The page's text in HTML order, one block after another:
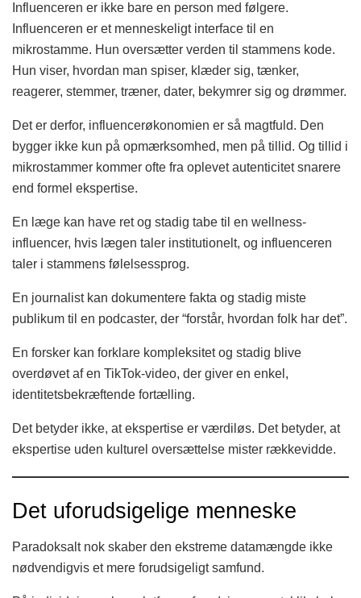
Influenceren er ikke bare en person med følgere.
Influenceren er et menneskeligt interface til en
mikrostamme. Hun oversætter verden til stammens kode.
Hun viser, hvordan man spiser, klæder sig, tænker,
reagerer, stemmer, træner, dater, bekymrer sig og drømmer.
Det er derfor, influencerøkonomien er så magtfuld. Den
bygger ikke kun på opmærksomhed, men på tillid. Og tillid i
mikrostammer kommer ofte fra oplevet autenticitet snarere
end formel ekspertise.
En læge kan have ret og stadig tabe til en wellness-
influencer, hvis lægen taler institutionelt, og influenceren
taler i stammens følelsessprog.
En journalist kan dokumentere fakta og stadig miste
publikum til en podcaster, der “forstår, hvordan folk har det”.
En forsker kan forklare kompleksitet og stadig blive
overdøvet af en TikTok-video, der giver en enkel,
identitetsbekræftende fortælling.
Det betyder ikke, at ekspertise er værdiløs. Det betyder, at
ekspertise uden kulturel oversættelse mister rækkevidde.
Det uforudsigelige menneske
Paradoksalt nok skaber den ekstreme datamængde ikke
nødvendigvis et mere forudsigeligt samfund.